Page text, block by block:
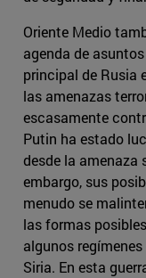
Oriente Medio
agenda de
principal de Rusia
las amenazas
escasamente
Putin ha estado
desde la amenaza
embargo, sus
menudo se
las formas
algunos
Siria. En esta